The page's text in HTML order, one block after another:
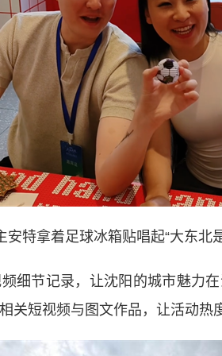
安特拿着足球冰箱贴唱起“大东北
节记录，让沈阳的城市魅力在
关短视频与图文作品，让活动热